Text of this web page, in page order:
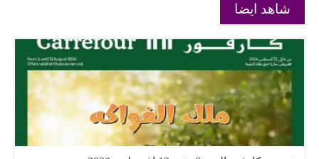
شاهد ايضا